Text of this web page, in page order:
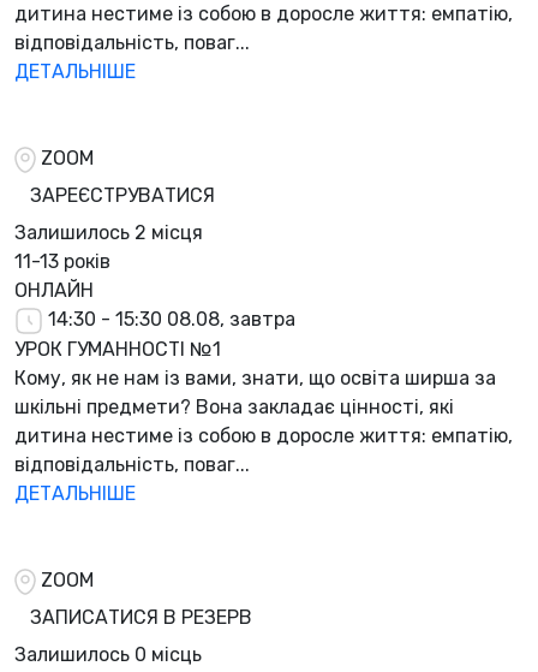
дитина нестиме із собою в доросле життя: емпатію,
відповідальність, поваг...
ДЕТАЛЬНІШЕ
ZOOM
ЗАРЕЄСТРУВАТИСЯ
Залишилось 2 місця
11-13 років
ОНЛАЙН
14:30 - 15:30 08.08, завтра
УРОК ГУМАННОСТІ №1
Кому, як не нам із вами, знати, що освіта ширша за
шкільні предмети? Вона закладає цінності, які
дитина нестиме із собою в доросле життя: емпатію,
відповідальність, поваг...
ДЕТАЛЬНІШЕ
ZOOM
ЗАПИСАТИСЯ В РЕЗЕРВ
Залишилось 0 місць